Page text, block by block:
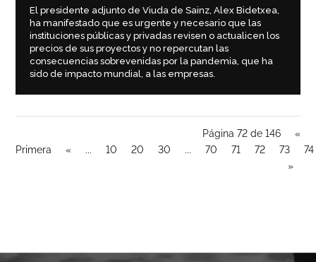
El presidente adjunto de Viuda de Sainz, Alex Bidetxea,
ha manifestado que es urgente y necesario que las
instituciones públicas y privadas revisen o actualicen los
precios de sus proyectos y no repercutan las
consecuencias sobrevenidas por la pandemia, que ha
sido de impacto mundial, a las empresas.
Página 72 de 146
«
Primera
« ... 10 20 30 ... 70 71 72 73
74
»